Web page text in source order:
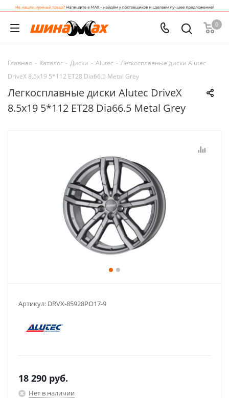
0
Главная - Каталог - Диски - Alutec - Легкосплавные диски Alutec
DriveX 8.5x19 5*112 ET28 Dia66.5 Metal Grey
Легкосплавные диски Alutec DriveX
8.5x19 5*112 ET28 Dia66.5 Metal Grey
Артикул: DRVX-85928PO17-9
18 290 руб.
Нет в наличии